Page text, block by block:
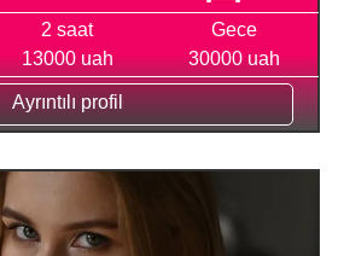
2 saat
13000 uah
Gece
30000 uah
Ayrıntılı profil